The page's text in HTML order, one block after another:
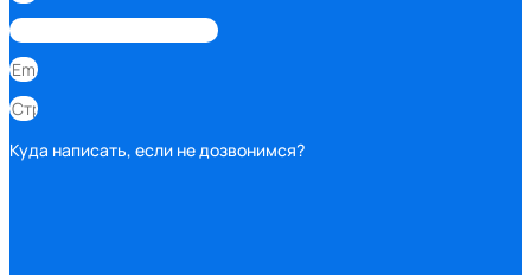
Куда написать, если не дозвонимся?